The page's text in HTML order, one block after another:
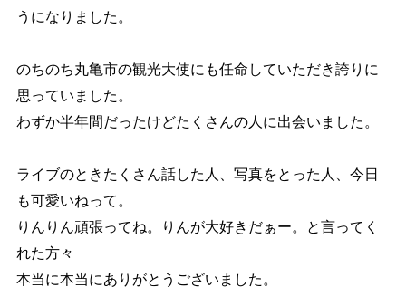
うになりました。
のちのち丸亀市の観光大使にも任命していただき誇りに
思っていました。
わずか半年間だったけどたくさんの人に出会いました。
ライブのときたくさん話した人、写真をとった人、今日
も可愛いねって。
りんりん頑張ってね。りんが大好きだぁー。と言ってく
れた方々
本当に本当にありがとうございました。